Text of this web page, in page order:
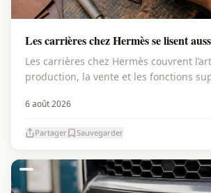
Les carrières chez Hermès se lisent
Les carrières chez Hermès couvrent
production, la vente et les fonctions
6 août 2026
Partager Sauvegarder